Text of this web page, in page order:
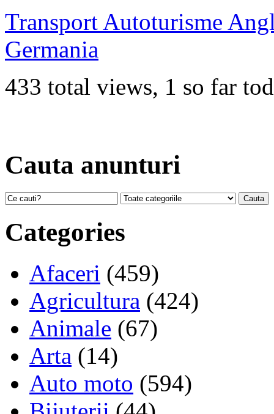
Transport Autoturisme
Germania
433 total views, 1 so far
Cauta anunturi
Categories
Afaceri (459)
Agricultura (424)
Animale (67)
Arta (14)
Auto moto (594)